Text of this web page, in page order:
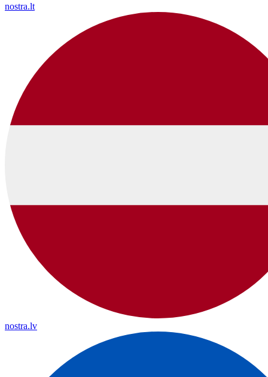
nostra.lt
nostra.lv